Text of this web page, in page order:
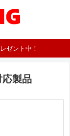
ゼント中！
応製品